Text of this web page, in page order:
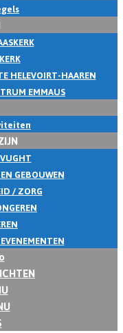
HELEVOIRT-HAAREN
EMMAUS
GEBOUWEN
/ ZORG